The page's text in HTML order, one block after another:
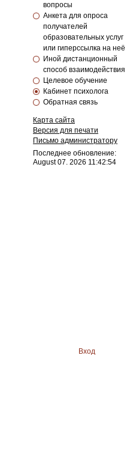
вопросы
Анкета для опроса
получателей
образовательных услуг
или гиперссылка на неё
Иной дистанционный
способ взаимодействия
Целевое обучение
Кабинет психолога
Обратная связь
Карта сайта
Версия для печати
Письмо администратору
Последнее обновление:
August 07. 2026 11:42:54
Вход